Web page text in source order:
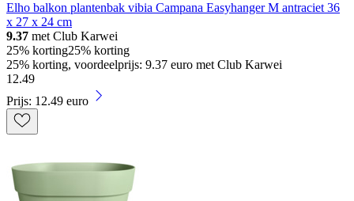
Elho balkon plantenbak vibia Campana Easyhanger M antraciet 36
x 27 x 24 cm
9.37 met Club Karwei
25% korting25% korting
25% korting, voordeelprijs: 9.37 euro met Club Karwei
12.49
Prijs: 12.49 euro